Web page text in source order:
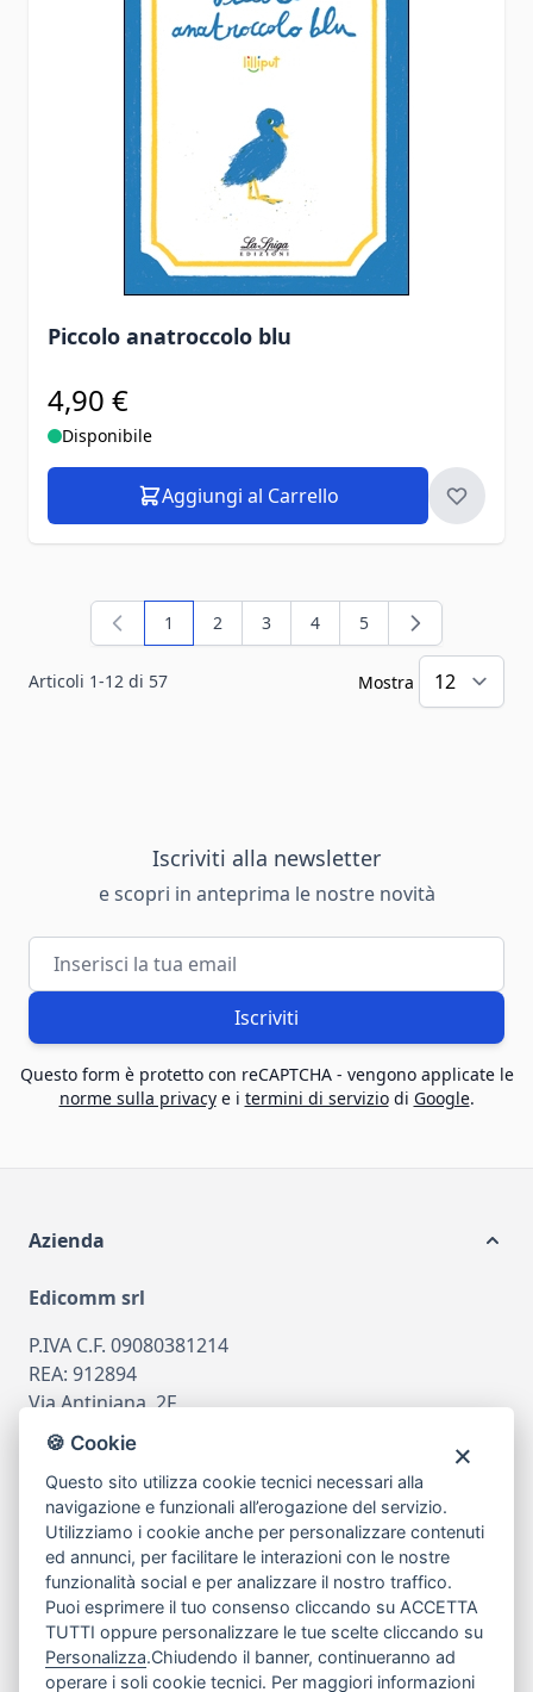
Piccolo anatroccolo blu
4,90 €
Disponibile
Aggiungi al Carrello
Articoli 1-12 di 57
Attualmente stai leggendo la pagina
1 Pagina
2 Pagina
3 Pagina
4 Pagina
5
Mostra
Iscriviti alla newsletter
e scopri in anteprima le nostre novità
Indirizzo email
Iscriviti
Questo form è protetto con reCAPTCHA - vengono applicate le
norme sulla privacye i termini di serviziodi Google.
Azienda
Edicomm srl
P.IVA C.F. 09080381214
REA: 912894
Via Antiniana, 2F
80078 Pozzuoli
tel081.7515380
emailinfo@edicomm.it
Assistenza Clienti
Chi siamo
🍪 Cookie
Questo sito utilizza cookie tecnici necessari alla
navigazione e funzionali all’erogazione del servizio.
Utilizziamo i cookie anche per personalizzare contenuti
ed annunci, per facilitare le interazioni con le nostre
funzionalità social e per analizzare il nostro traffico.
Puoi esprimere il tuo consenso cliccando su ACCETTA
TUTTI oppure personalizzare le tue scelte cliccando su
Personalizza.Chiudendo il banner, continueranno ad
operare i soli cookie tecnici. Per maggiori informazioni